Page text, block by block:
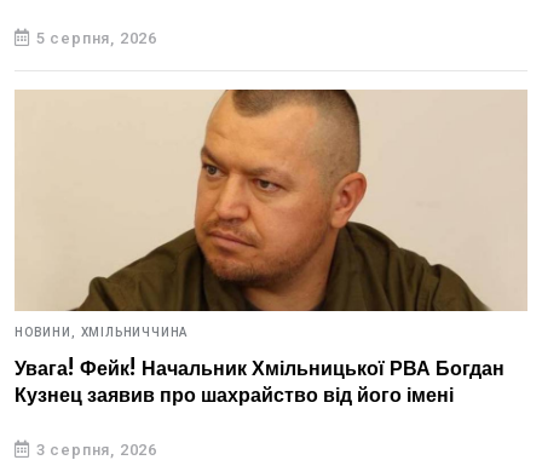
5 серпня, 2026
НОВИНИ, ХМІЛЬНИЧЧИНА
Увага! Фейк! Начальник Хмільницької РВА Богдан
Кузнец заявив про шахрайство від його імені
3 серпня, 2026